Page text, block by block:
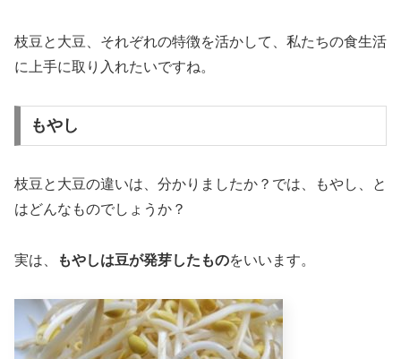
枝豆と大豆、それぞれの特徴を活かして、私たちの食生活
に上手に取り入れたいですね。
もやし
枝豆と大豆の違いは、分かりましたか？では、もやし、と
はどんなものでしょうか？
実は、 もやしは豆が発芽したものをいいます。